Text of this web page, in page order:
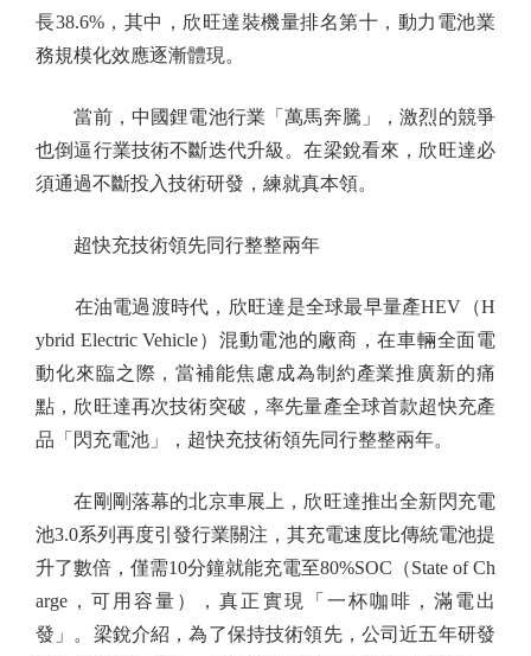
長38.6%，其中，欣旺達裝機量排名第十，動力電池業
務規模化效應逐漸體現。
當前，中國鋰電池行業「萬馬奔騰」，激烈的競爭
也倒逼行業技術不斷迭代升級。在梁銳看來，欣旺達必
須通過不斷投入技術研發，練就真本領。
超快充技術領先同行整整兩年
在油電過渡時代，欣旺達是全球最早量產HEV（H
ybrid Electric Vehicle）混動電池的廠商，在車輛全面電
動化來臨之際，當補能焦慮成為制約產業推廣新的痛
點，欣旺達再次技術突破，率先量產全球首款超快充產
品「閃充電池」，超快充技術領先同行整整兩年。
在剛剛落幕的北京車展上，欣旺達推出全新閃充電
池3.0系列再度引發行業關注，其充電速度比傳統電池提
升了數倍，僅需10分鐘就能充電至80%SOC（State of Ch
arge，可用容量），真正實現「一杯咖啡，滿電出
發」。梁銳介紹，為了保持技術領先，公司近五年研發